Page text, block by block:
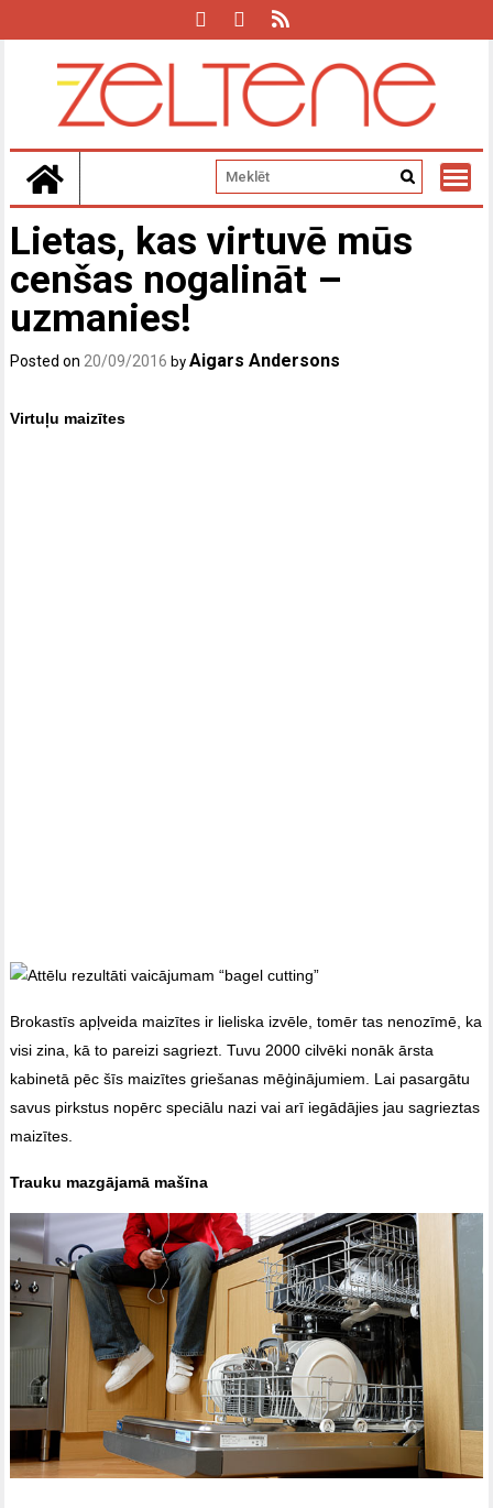
Lietas, kas virtuvē mūs
cenšas nogalināt –
uzmanies!
Posted on 20/09/2016 byAigars Andersons
Virtuļu maizītes
Brokastīs apļveida maizītes ir lieliska izvēle, tomēr tas nenozīmē, ka
visi zina, kā to pareizi sagriezt. Tuvu 2000 cilvēki nonāk ārsta
kabinetā pēc šīs maizītes griešanas mēģinājumiem. Lai pasargātu
savus pirkstus nopērc speciālu nazi vai arī iegādājies jau sagrieztas
maizītes.
Trauku mazgājamā mašīna